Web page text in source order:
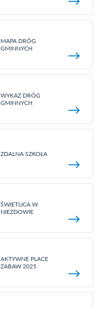
MAPA DRÓG
GMINNYCH
WYKAZ DRÓG
GMINNYCH
ZDALNA SZKOŁA
ŚWIETLICA W
NIEZDOWIE
AKTYWNE PLACE
ZABAW 2025